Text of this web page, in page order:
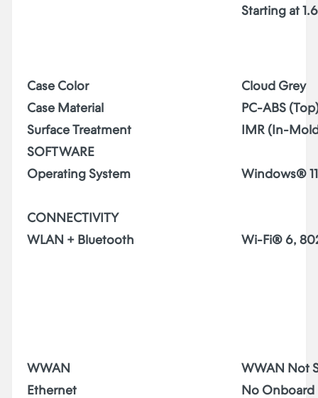
Starting at
Case Color
Cloud Grey
Case Material
PC-ABS
Surface Treatment
IMR (In-
SOFTWARE
Operating System
Windows®
CONNECTIVITY
WLAN + Bluetooth
Wi-Fi® 6,
WWAN
WWAN Not
Ethernet
No Onboard